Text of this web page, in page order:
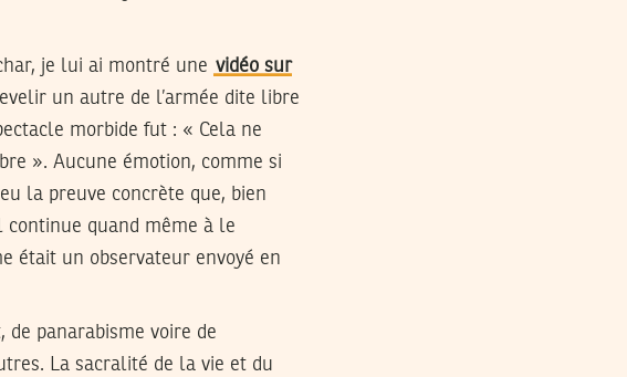
je lui ai montré une vidéo sur
un autre de l’armée dite libre
morbide fut : « Cela ne
». Aucune émotion, comme si
eu la preuve concrète que, bien
continue quand même à le
était un observateur envoyé en
panarabisme voire de
La sacralité de la vie et du